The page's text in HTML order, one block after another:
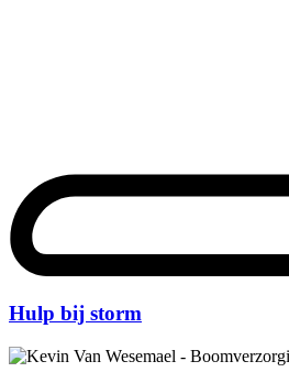
Hulp bij storm